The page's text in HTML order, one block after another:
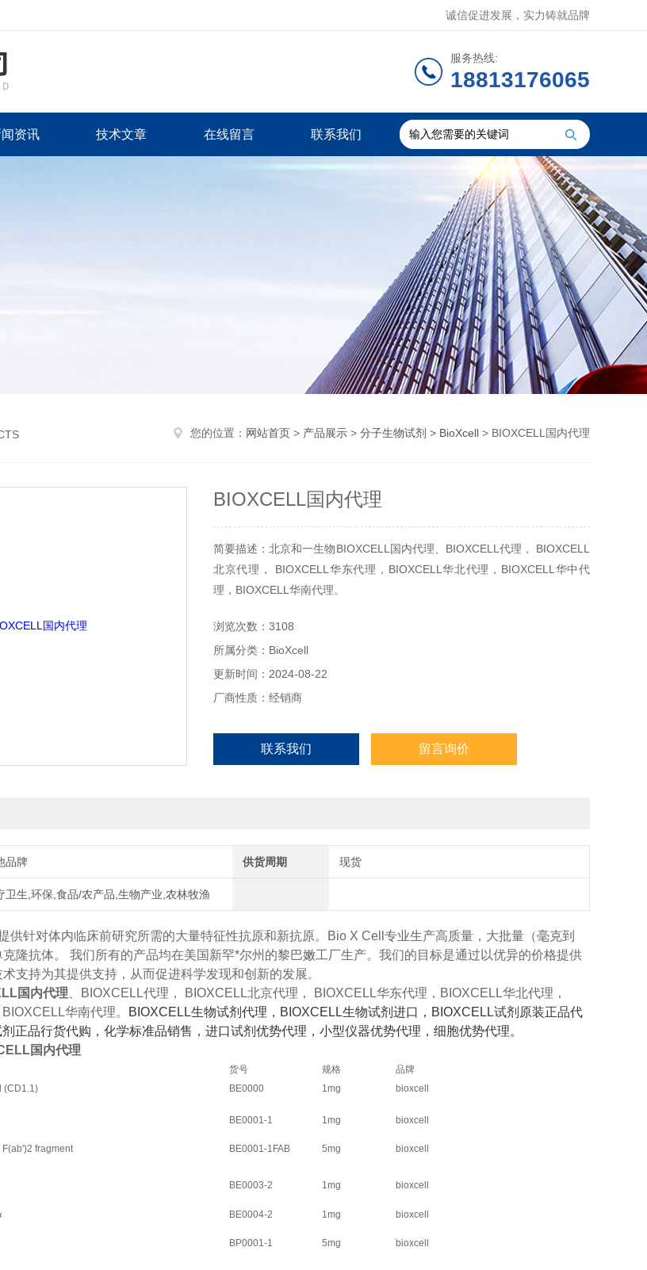
诚信促进发展，实力铸就品牌
服务热线:
18813176065
资讯 技术文章 在线留言 联系我们
您的位置： 网站首页 > 产品展示 > 分子生物试剂 > BioXcell > BIOXCELL国内代理
BIOXCELL国内代理
简要描述：北京和一生物BIOXCELL国内代理、BIOXCELL代理， BIOXCELL
北京代理， BIOXCELL华东代理，BIOXCELL华北代理，BIOXCELL华中代
理，BIOXCELL华南代理。
浏览次数：3108
所属分类：BioXcell
更新时间：2024-08-22
厂商性质：经销商
联系我们 留言询价
品牌 供货周期 现货
卫生,环保,食品/农产品,生物产业,农林牧渔
供针对体内临床前研究所需的大量特征性抗原和新抗原。Bio X Cell专业生产高质量，大批量（毫克到
隆抗体。 我们所有的产品均在美国新罕*尔州的黎巴嫩工厂生产。我们的目标是通过以优异的价格提供
术支持为其提供支持，从而促进科学发现和创新的发展。
国内代理 、BIOXCELL代理， BIOXCELL北京代理， BIOXCELL华东代理，BIOXCELL华北代理，
华南代理。
BIOXCELL生物试剂代理，BIOXCELL生物试剂进口，BIOXCELL试剂原装正品代
正品行货代购，化学标准品销售，进口试剂优势代理，小型仪器优势代理，细胞优势代理。
国内代理
货号 规格
品牌
(CD1.1)
BE0000 1mg bioxcell
BE0001-1 1mg bioxcell
F(ab')2 fragment BE0001-1FAB 5mg bioxcell
BE0003-2 1mg bioxcell
BE0004-2 1mg bioxcell
BP0001-1 5mg bioxcell